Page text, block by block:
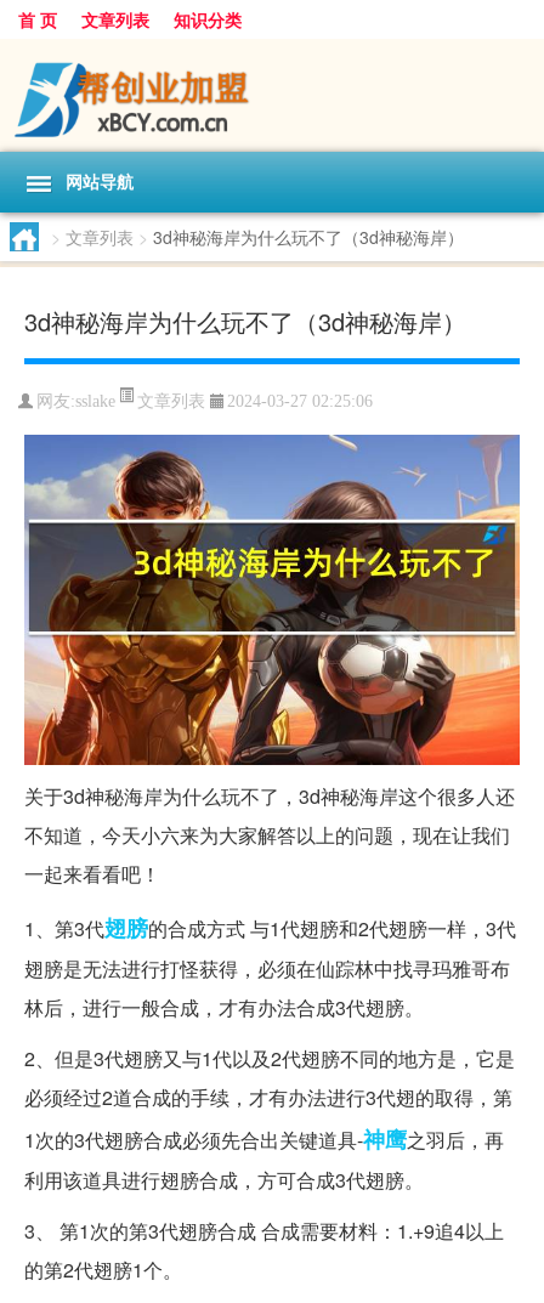
首 页 文章列表 知识分类
网站导航
> 文章列表 > 3d神秘海岸为什么玩不了（3d神秘海岸）
3d神秘海岸为什么玩不了（3d神秘海岸）
网友:sslake 文章列表 2024-03-27 02:25:06
关于3d神秘海岸为什么玩不了，3d神秘海岸这个很多人还
不知道，今天小六来为大家解答以上的问题，现在让我们
一起来看看吧！
1、第3代翅膀的合成方式 与1代翅膀和2代翅膀一样，3代
翅膀是无法进行打怪获得，必须在仙踪林中找寻玛雅哥布
林后，进行一般合成，才有办法合成3代翅膀。
2、但是3代翅膀又与1代以及2代翅膀不同的地方是，它是
必须经过2道合成的手续，才有办法进行3代翅的取得，第
1次的3代翅膀合成必须先合出关键道具-神鹰之羽后，再
利用该道具进行翅膀合成，方可合成3代翅膀。
3、 第1次的第3代翅膀合成 合成需要材料：1.+9追4以上
的第2代翅膀1个。